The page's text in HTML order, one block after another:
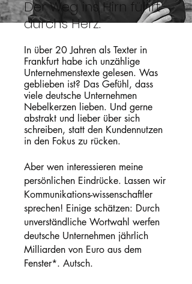
Der Weg ins Hirn führt
durchs Herz.
In über 20 Jahren als Texter in
Frankfurt habe ich unzählige
Unternehmenstexte gelesen. Was
geblieben ist? Das Gefühl, dass
viele deutsche Unternehmen
Nebelkerzen lieben. Und gerne
abstrakt und lieber über sich
schreiben, statt den Kundennutzen
in den Fokus zu rücken.
Aber wen interessieren meine
persönlichen Eindrücke. Lassen wir
Kommunikations-wissenschaftler
sprechen! Einige schätzen: Durch
unverständliche Wortwahl werfen
deutsche Unternehmen jährlich
Milliarden von Euro aus dem
Fenster*. Autsch.